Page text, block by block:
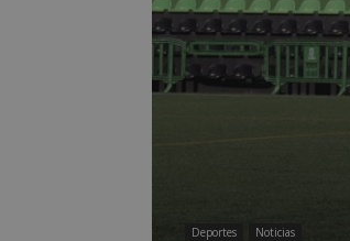
Deportes Noticias